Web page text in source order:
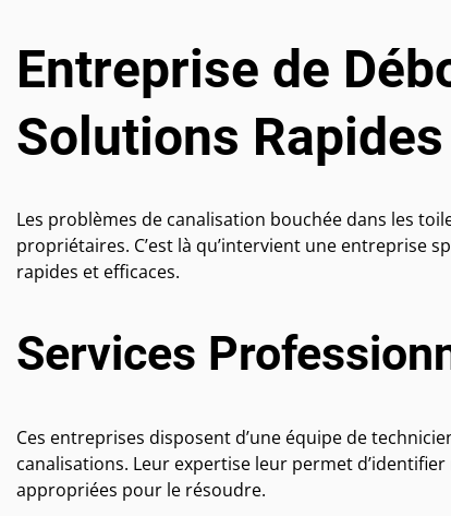
Entreprise de
Solutions
Les problèmes de canalisation bouchée dans les
propriétaires. C’est là qu’intervient une entreprise
rapides et efficaces.
Services
Ces entreprises disposent d’une équipe de
canalisations. Leur expertise leur permet
appropriées pour le résoudre.